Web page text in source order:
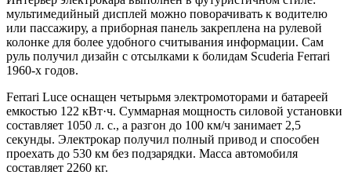
мультимедийный дисплей можно поворачивать к водителю
или пассажиру, а приборная панель закреплена на рулевой
колонке для более удобного считывания информации. Сам
руль получил дизайн с отсылками к болидам Scuderia Ferrari
1960-х годов.
Ferrari Luce оснащен четырьмя электромоторами и батареей
емкостью 122 кВт·ч. Суммарная мощность силовой установки
составляет 1050 л. с., а разгон до 100 км/ч занимает 2,5
секунды. Электрокар получил полный привод и способен
проехать до 530 км без подзарядки. Масса автомобиля
составляет 2260 кг.